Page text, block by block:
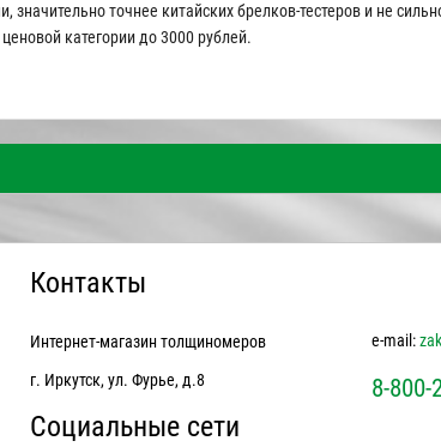
точнее китайских брелков-тестеров и не
категории до 3000 рублей.
Контакты
Интернет-магазин толщиномеров
г. Иркутск, ул. Фурье, д.8
Социальные сети
e-mail:
8-800-